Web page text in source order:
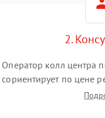
2.
Оператор колл центра
сориентирует по цене
тепловизионного